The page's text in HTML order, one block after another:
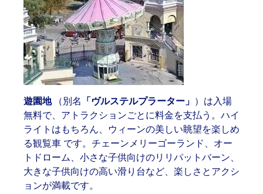
遊園地 （別名 「ヴルステルプラーター」 ）は入場
無料で、アトラクションごとに料金を支払う。ハイ
ライトはもちろん、ウィーンの美しい眺望を楽しめ
る観覧車 です。チェーンメリーゴーランド、オー
トドローム、小さな子供向けのリリパットバーン、
大きな子供向けの高い滑り台など、楽しさとアクシ
ョンが満載です。